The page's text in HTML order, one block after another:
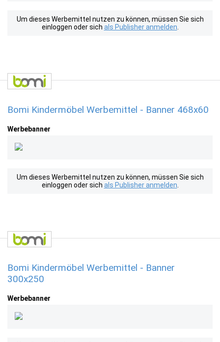
Um dieses Werbemittel nutzen zu können, müssen Sie sich
einloggen oder sich als Publisher anmelden
Bomi Kindermöbel Werbemittel - Banner 468x60
Werbebanner
Um dieses Werbemittel nutzen zu können, müssen Sie sich
einloggen oder sich als Publisher anmelden
Bomi Kindermöbel Werbemittel - Banner
300x250
Werbebanner